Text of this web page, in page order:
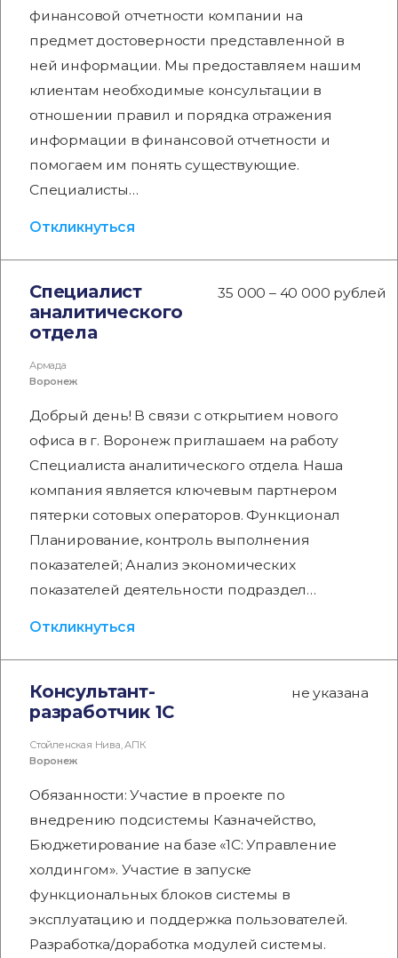
финансовой отчетности компании на
предмет достоверности представленной в
ней информации. Мы предоставляем нашим
клиентам необходимые консультации в
отношении правил и порядка отражения
информации в финансовой отчетности и
помогаем им понять существующие.
Специалисты…
Откликнуться
Специалист
аналитического
отдела
35 000 – 40 000 рублей
Армада
Воронеж
Добрый день! В связи с открытием нового
офиса в г. Воронеж приглашаем на работу
Специалиста аналитического отдела. Наша
компания является ключевым партнером
пятерки сотовых операторов. Функционал
Планирование, контроль выполнения
показателей; Анализ экономических
показателей деятельности подраздел…
Откликнуться
Консультант-
разработчик 1С
не указана
Стойленская Нива, АПК
Воронеж
Обязанности: Участие в проекте по
внедрению подсистемы Казначейство,
Бюджетирование на базе «1С: Управление
холдингом». Участие в запуске
функциональных блоков системы в
эксплуатацию и поддержка пользователей.
Разработка/доработка модулей системы.